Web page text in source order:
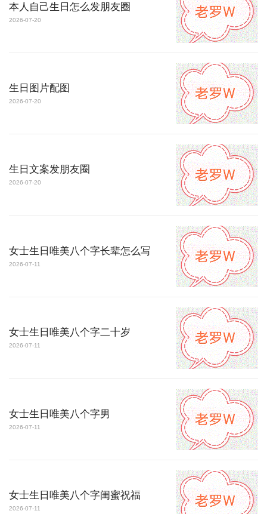
本人自己生日怎么发朋友圈
2026-07-20
生日图片配图
2026-07-20
生日文案发朋友圈
2026-07-20
女士生日唯美八个字长辈怎么写
2026-07-11
女士生日唯美八个字二十岁
2026-07-11
女士生日唯美八个字男
2026-07-11
女士生日唯美八个字闺蜜祝福
2026-07-11